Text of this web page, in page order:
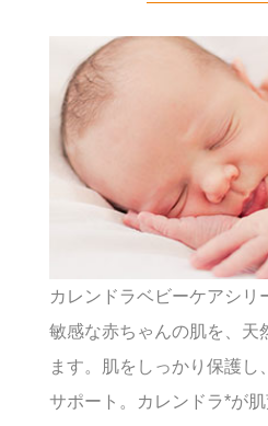
カレンドラベビーケアシリ
敏感な赤ちゃんの肌を、天
ます。肌をしっかり保護し
サポート。カレンドラ*が